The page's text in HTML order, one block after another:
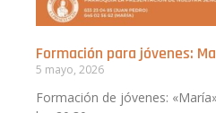
Formación para jóvenes:
5 mayo, 2026
Formación de jóvenes: